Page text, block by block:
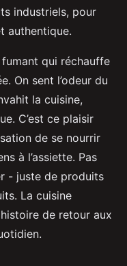
industriels, pour
authentique.
qui réchauffe
On sent l’odeur du
la cuisine,
C’est ce plaisir
de se nourrir
à l’assiette. Pas
- juste de produits
La cuisine
de retour aux